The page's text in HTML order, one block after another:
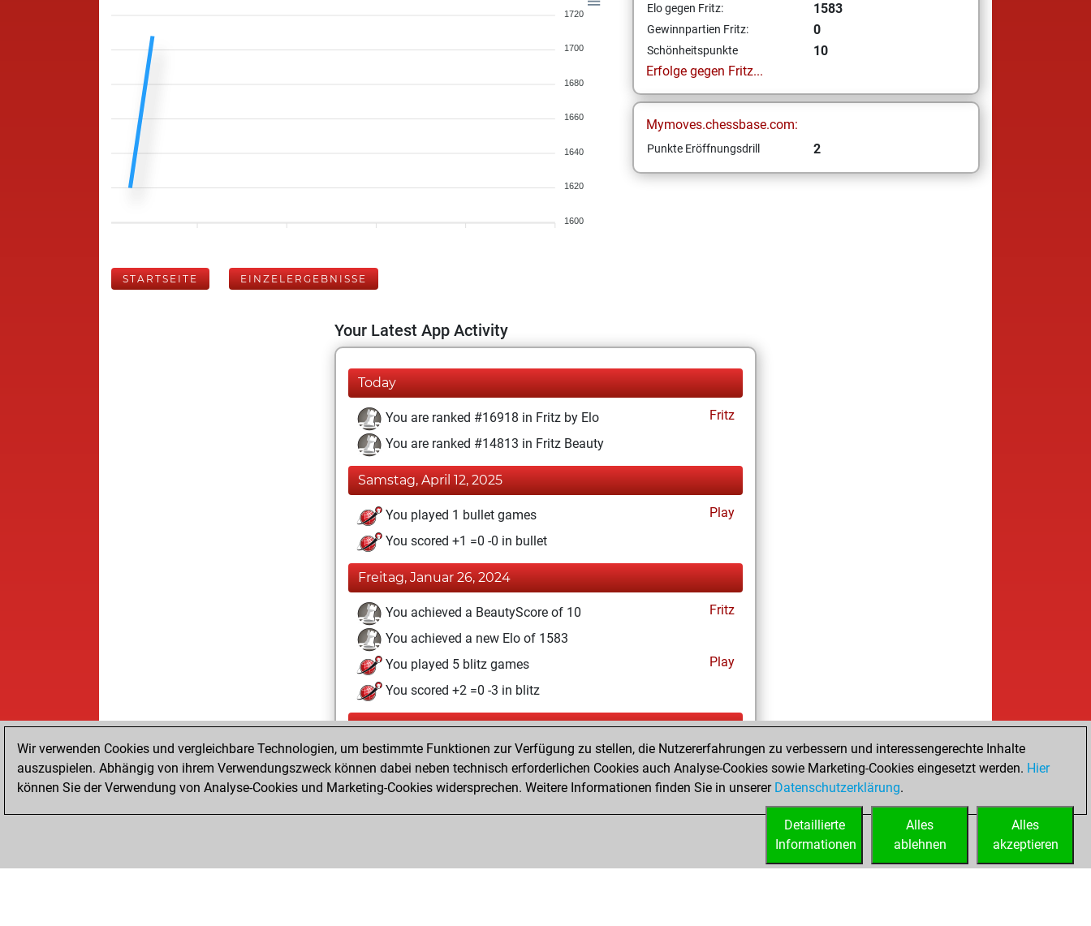
1720
1700
1680
1660
1640
1620
1600
Elo gegen Fritz: 1583
Gewinnpartien Fritz: 0
Schönheitspunkte
10
Erfolge gegen Fritz...
Mymoves.chessbase.com:
Punkte Eröffnungsdrill 2
STARTSEITE EINZELERGEBNISSE
Your Latest App Activity
Today
You are ranked #16918 in Fritz by Elo
Fritz
You are ranked #14813 in Fritz Beauty
Samstag, April 12, 2025
You played 1 bullet games
Play
You scored +1 =0 -0 in bullet
Freitag, Januar 26, 2024
You achieved a BeautyScore of 10
Fritz
You achieved a new Elo of 1583
You played 5 blitz games
Play
You scored +2 =0 -3 in blitz
Mittwoch, Januar 24, 2024
You created your Fritz account
Fritz
You learned 2 positions
MyMoves
Wir verwenden Cookies und vergleichbare Technologien, um bestimmte Funktionen zur Verfügung zu stellen, die Nutzererfahrungen zu verbessern und interessengerechte Inhalte
auszuspielen. Abhängig von ihrem Verwendungszweck können dabei neben technisch erforderlichen Cookies auch Analyse-Cookies sowie Marketing-Cookies eingesetzt werden. Hier
können Sie der Verwendung von Analyse-Cookies und Marketing-Cookies widersprechen. Weitere Informationen finden Sie in unserer Datenschutzerklärung.
Alles
akzeptieren
Alles
ablehnen
Detaillierte
Informationen